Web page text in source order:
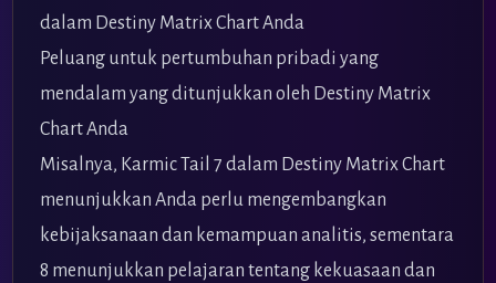
dalam Destiny Matrix Chart Anda
Peluang untuk pertumbuhan pribadi yang
mendalam yang ditunjukkan oleh Destiny Matrix
Chart Anda
Misalnya, Karmic Tail 7 dalam Destiny Matrix Chart
menunjukkan Anda perlu mengembangkan
kebijaksanaan dan kemampuan analitis, sementara
8 menunjukkan pelajaran tentang kekuasaan dan